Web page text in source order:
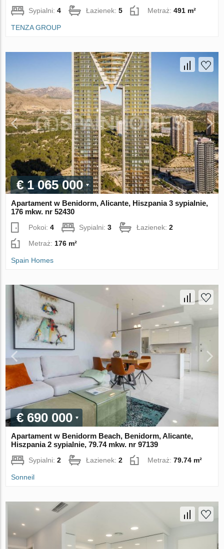
Sypialni:4 Łazienek:5 Metraż:491 m²
TENZA GROUP
€ 1 065 000
Apartament w Benidorm, Alicante, Hiszpania 3 sypialnie,
176 mkw. nr 52430
Pokoi:4 Sypialni:3 Łazienek:2
Metraż: 176 m²
Spain Homes
€ 690 000
Apartament w Benidorm Beach, Benidorm, Alicante,
Hiszpania 2 sypialnie, 79.74 mkw. nr 97139
Sypialni:2 Łazienek:2 Metraż:79.74 m²
Sonneil